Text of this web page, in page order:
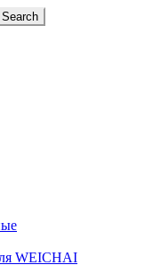
Search
WEICHAI